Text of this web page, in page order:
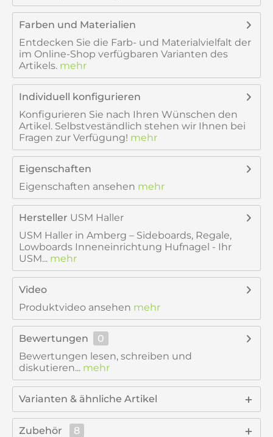
Farben und Materialien
Entdecken Sie die Farb- und Materialvielfalt der
im Online-Shop verfügbaren Varianten des
Artikels. mehr
Individuell konfigurieren
Konfigurieren Sie nach Ihren Wünschen den
Artikel. Selbstveständlich stehen wir Ihnen bei
Fragen zur Verfügung! mehr
Eigenschaften
Eigenschaften ansehen mehr
Hersteller USM Haller
USM Haller in Amberg – Sideboards, Regale,
Lowboards Inneneinrichtung Hufnagel - Ihr
USM... mehr
Video
Produktvideo ansehen mehr
Bewertungen
0
Bewertungen lesen, schreiben und
diskutieren... mehr
Varianten & ähnliche Artikel
Zubehör 8